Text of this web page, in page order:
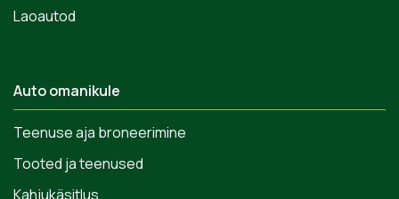
Laoautod
Auto omanikule
Teenuse aja broneerimine
Tooted ja teenused
Kahjukäsitlus